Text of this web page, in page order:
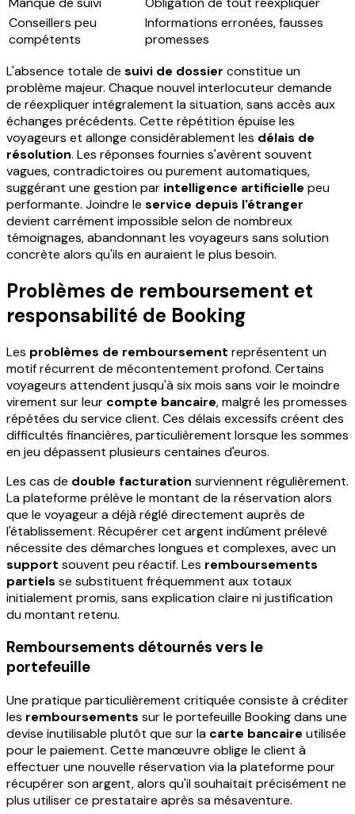
Conseillers peu
compétents
Informations erronées, fausses
promesses
L'absence totale de suivi de dossier constitue un
problème majeur. Chaque nouvel interlocuteur demande
de réexpliquer intégralement la situation, sans accès aux
échanges précédents. Cette répétition épuise les
voyageurs et allonge considérablement les délais de
résolution. Les réponses fournies s'avèrent souvent
vagues, contradictoires ou purement automatiques,
suggérant une gestion par intelligence artificielle peu
performante. Joindre le service depuis l'étranger
devient carrément impossible selon de nombreux
témoignages, abandonnant les voyageurs sans solution
concrète alors qu'ils en auraient le plus besoin.
Problèmes de remboursement et
responsabilité de Booking
Les problèmes de remboursement représentent un
motif récurrent de mécontentement profond. Certains
voyageurs attendent jusqu'à six mois sans voir le moindre
virement sur leur compte bancaire, malgré les promesses
répétées du service client. Ces délais excessifs créent des
difficultés financières, particulièrement lorsque les sommes
en jeu dépassent plusieurs centaines d'euros.
Les cas de double facturation surviennent régulièrement.
La plateforme prélève le montant de la réservation alors
que le voyageur a déjà réglé directement auprès de
l'établissement. Récupérer cet argent indûment prélevé
nécessite des démarches longues et complexes, avec un
support souvent peu réactif. Les remboursements
partiels se substituent fréquemment aux totaux
initialement promis, sans explication claire ni justification
du montant retenu.
Remboursements détournés vers le
portefeuille
Une pratique particulièrement critiquée consiste à créditer
les remboursements sur le portefeuille Booking dans une
devise inutilisable plutôt que sur la carte bancaire utilisée
pour le paiement. Cette manœuvre oblige le client à
effectuer une nouvelle réservation via la plateforme pour
récupérer son argent, alors qu'il souhaitait précisément ne
plus utiliser ce prestataire après sa mésaventure.